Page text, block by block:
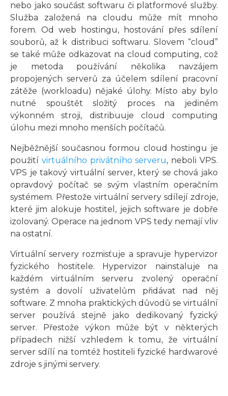
nebo jako součást softwaru či platformové služby.
Služba založená na cloudu může mít mnoho
forem. Od web hostingu, hostování přes sdílení
souborů, až k distribuci softwaru. Slovem “cloud”
se také může odkazovat na cloud computing, což
je metoda používání několika navzájem
propojených serverů za účelem sdílení pracovní
zátěže (workloadu) nějaké úlohy. Místo aby bylo
nutné spouštět složitý proces na jediném
výkonném stroji, distribuuje cloud computing
úlohu mezi mnoho menších počítačů.
Nejběžnější současnou formou cloud hostingu je
použití virtuálního privátního serveru, neboli VPS.
VPS je takový virtuální server, který se chová jako
opravdový počítač se svým vlastním operačním
systémem. Přestože virtuální servery sdílejí zdroje,
které jim alokuje hostitel, jejich software je dobře
izolovaný. Operace na jednom VPS tedy nemají vliv
na ostatní.
Virtuální servery rozmisťuje a spravuje hypervizor
fyzického hostitele. Hypervizor nainstaluje na
každém virtuálním serveru zvolený operační
systém a dovolí uživatelům přidávat nad něj
software. Z mnoha praktických důvodů se virtuální
server používá stejně jako dedikovaný fyzický
server. Přestože výkon může být v některých
případech nižší vzhledem k tomu, že virtuální
server sdílí na tomtéž hostiteli fyzické hardwarové
zdroje s jinými servery.